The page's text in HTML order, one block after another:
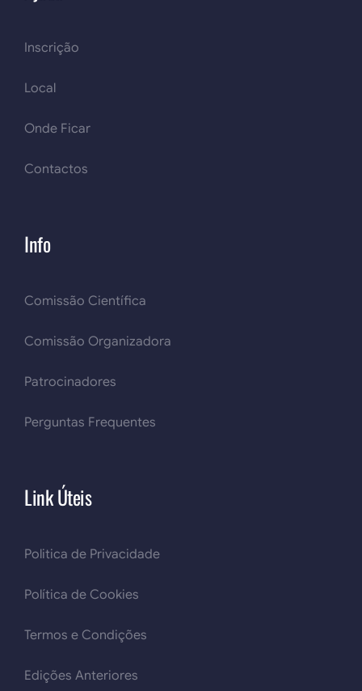
Inscrição
Local
Onde Ficar
Contactos
Info
Comissão Científica
Comissão Organizadora
Patrocinadores
Perguntas Frequentes
Link Úteis
Politica de Privacidade
Política de Cookies
Termos e Condições
Edições Anteriores